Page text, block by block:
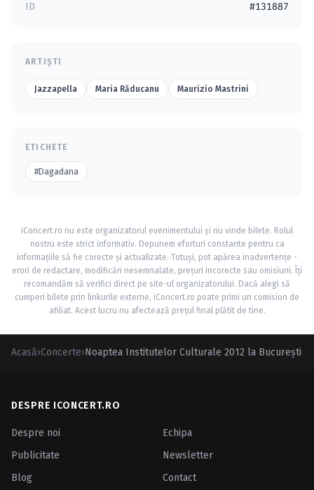
ID #131887
ARTIȘTI
Jazzapella Maria Răducanu Maurizio Mastrini
ETICHETE
#Dagadana
iConcert.ro nu este organizatorul evenimentului și nu vinde bilete. Rolul
nostru este strict informativ. Depunem eforturi constante pentru ca
informațiile să fie corecte și actualizate. Totuși, pot apărea inadvertențe -
erori de redactare, modificări nesemnalate, prețuri incorecte sau omisiuni. Îți
recomandăm să verifici direct pe site-ul organizatorului. Dacă alegi să
cumperi bilete prin linkurile externe, iConcert.ro poate primi un comision de
afiliat. Acest lucru nu afectează prețul final plătit de tine.
Acasă›Concerte›Noaptea Institutelor Culturale 2012 la Bucureşti
DESPRE ICONCERT.RO
Despre noi
Echipa
Publicitate
Newsletter
Blog
Contact